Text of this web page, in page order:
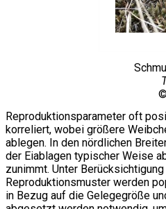
Reproduktionsparameter oft
korreliert, wobei größere
ablegen. In den nördlichen
der Eiablagen typischer Weise
zunimmt. Unter
Reproduktionsmuster werden
in Bezug auf die Gelegegröße